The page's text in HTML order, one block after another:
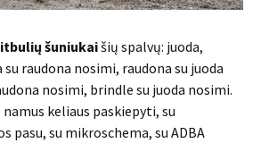
šuniukaišių spalvų: juoda,
raudona nosimi, raudona su juoda
nosimi, brindle su juoda nosimi.
namus keliaus paskiepyti, su
pasu, su mikroschema, su ADBA